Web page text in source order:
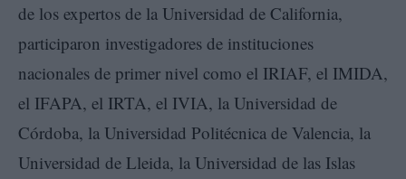
de los expertos de la Universidad de California,
participaron investigadores de instituciones
nacionales de primer nivel como el IRIAF, el IMIDA,
el IFAPA, el IRTA, el IVIA, la Universidad de
Córdoba, la Universidad Politécnica de Valencia, la
Universidad de Lleida, la Universidad de las Islas